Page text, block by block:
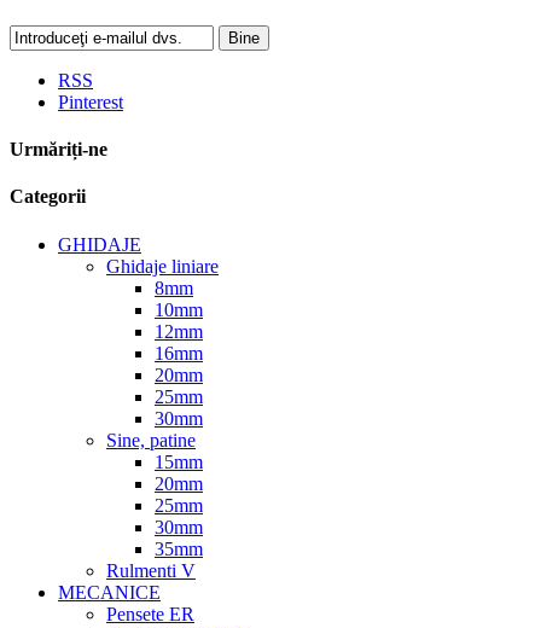
Bine
RSS
Pinterest
Urmăriți-ne
Categorii
GHIDAJE
Ghidaje liniare
8mm
10mm
12mm
16mm
20mm
25mm
30mm
Sine, patine
15mm
20mm
25mm
30mm
35mm
Rulmenti V
MECANICE
Pensete ER